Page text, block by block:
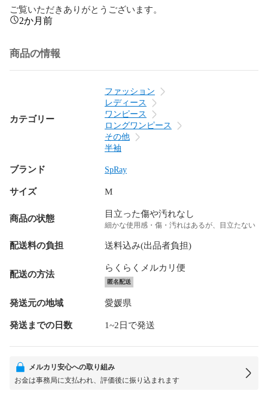
ご覧いただきありがとうございます。
2か月前
商品の情報
カテゴリー
ファッション
レディース
ワンピース
ロングワンピース
その他
半袖
ブランド SpRay
サイズ M
商品の状態 目立った傷や汚れなし
細かな使用感・傷・汚れはあるが、目立たない
配送料の負担 送料込み(出品者負担)
配送の方法
らくらくメルカリ便
匿名配送
発送元の地域 愛媛県
発送までの日数 1~2日で発送
メルカリ安心への取り組み
お金は事務局に支払われ、評価後に振り込まれます